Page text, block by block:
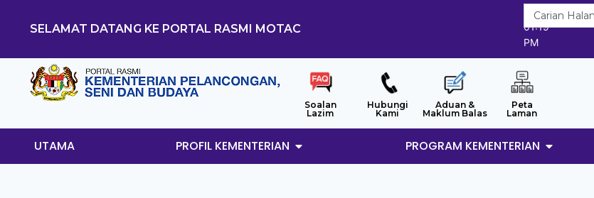
SELAMAT DATANG KE PORTAL RASMI MOTAC
7/8/2026
01:19
PM
Soalan
Lazim
Hubungi
Kami
Aduan &
Maklum Balas
Peta
Laman
UTAMA PROFIL KEMENTERIAN PROGRAM KEMENTERIAN